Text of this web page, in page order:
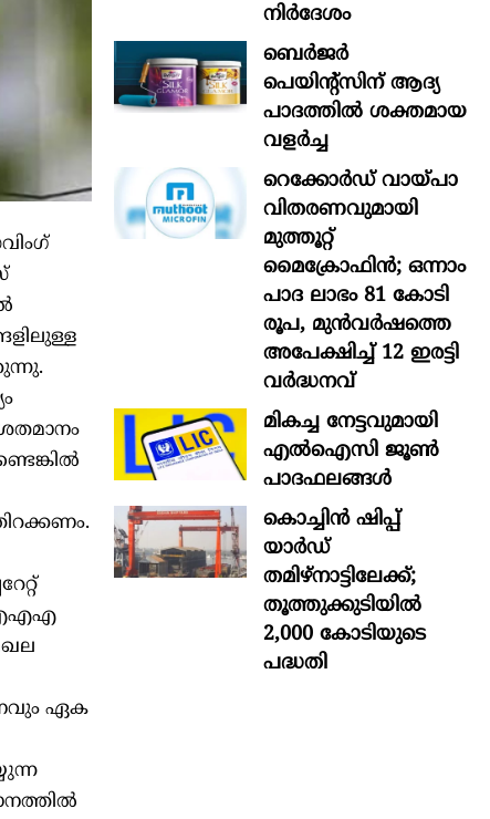
ശതമാനം
എഎഎ
ഏക
നിർദേശം
ബെർജർ
പെയിന്റ്സിന് ആദ്യ
പാദത്തിൽ ശക്തമായ
വളർച്ച
റെക്കോർഡ് വായ്പാ
വിതരണവുമായി
മുത്തൂറ്റ്
മൈക്രോഫിൻ; ഒന്നാം
പാദ ലാഭം 81 കോടി
രൂപ, മുൻവർഷത്തെ
അപേക്ഷിച്ച് 12 ഇരട്ടി
വർദ്ധനവ്
മികച്ച നേട്ടവുമായി
എൽഐസി ജൂൺ
പാദഫലങ്ങൾ
കൊച്ചിന്‍ ഷിപ്പ്
യാർഡ്
തമിഴ്നാട്ടിലേക്ക്;
തൂത്തുക്കുടിയിൽ
2,000 കോടിയുടെ
പദ്ധതി